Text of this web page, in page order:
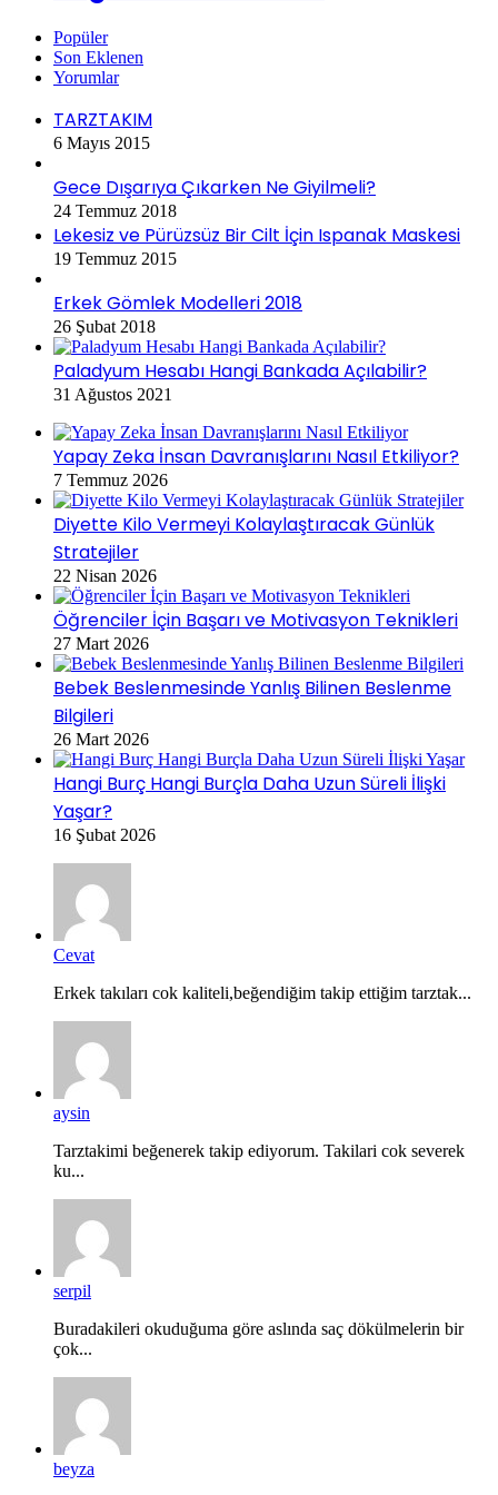
Popüler
Son Eklenen
Yorumlar
TARZTAKIM
6 Mayıs 2015
Gece Dışarıya Çıkarken Ne Giyilmeli?
24 Temmuz 2018
Lekesiz ve Pürüzsüz Bir Cilt İçin Ispanak Maskesi
19 Temmuz 2015
Erkek Gömlek Modelleri 2018
26 Şubat 2018
Paladyum Hesabı Hangi Bankada Açılabilir?
31 Ağustos 2021
Yapay Zeka İnsan Davranışlarını Nasıl Etkiliyor?
7 Temmuz 2026
Diyette Kilo Vermeyi Kolaylaştıracak Günlük
Stratejiler
22 Nisan 2026
Öğrenciler İçin Başarı ve Motivasyon Teknikleri
27 Mart 2026
Bebek Beslenmesinde Yanlış Bilinen Beslenme
Bilgileri
26 Mart 2026
Hangi Burç Hangi Burçla Daha Uzun Süreli İlişki
Yaşar?
16 Şubat 2026
Cevat
Erkek takıları cok kaliteli,beğendiğim takip ettiğim tarztak...
aysin
Tarztakimi beğenerek takip ediyorum. Takilari cok severek
ku...
serpil
Buradakileri okuduğuma göre aslında saç dökülmelerin bir
çok...
beyza